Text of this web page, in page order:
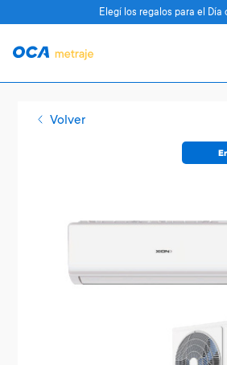
Volver
Elegí los regalos para el Día